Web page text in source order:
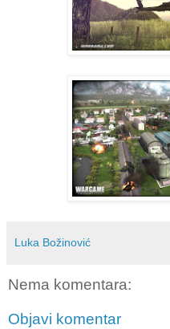
Luka Božinović
Nema komentara:
Objavi komentar